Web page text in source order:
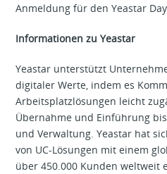
Anmeldung für den Yeastar
Informationen zu Yeastar
Yeastar unterstützt
digitaler Werte, indem es
Arbeitsplatzlösungen leicht
Übernahme und Einführung
und Verwaltung. Yeastar hat
von UC-Lösungen mit einem
über 450.000 Kunden weltweit